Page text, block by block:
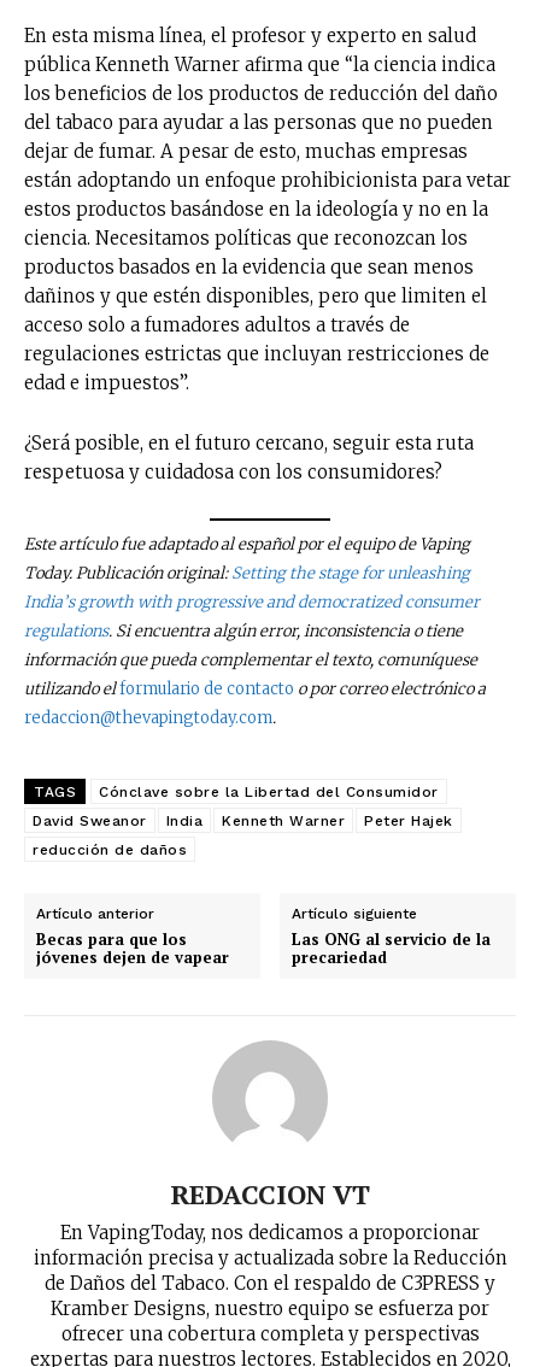
No te pierdas de las
últimas noticias
Suscríbete a nuestro boletín diario y
recibe todas las noticias del vapeo y la
En esta misma línea, el profesor y experto en salud
pública Kenneth Warner afirma que “la ciencia indica
los beneficios de los productos de reducción del daño
del tabaco para ayudar a las personas que no pueden
dejar de fumar. A pesar de esto, muchas empresas
están adoptando un enfoque prohibicionista para vetar
estos productos basándose en la ideología y no en la
ciencia. Necesitamos políticas que reconozcan los
productos basados en la evidencia que sean menos
dañinos y que estén disponibles, pero que limiten el
acceso solo a fumadores adultos a través de
regulaciones estrictas que incluyan restricciones de
edad e impuestos”.
¿Será posible, en el futuro cercano, seguir esta ruta
respetuosa y cuidadosa con los consumidores?
Este artículo fue adaptado al español por el equipo de Vaping
Today. Publicación original:Setting the stage for unleashing
India’s growth with progressive and democratized consumer
regulations. Si encuentra algún error, inconsistencia o tiene
información que pueda complementar el texto, comuníquese
utilizando elformulario de contacto o por correo electrónico a
redaccion@thevapingtoday.com.
TAGS
Cónclave sobre la Libertad del Consumidor
David Sweanor
India Kenneth Warner
Peter Hajek
reducción de daños
Artículo anterior
Becas para que los
jóvenes dejen de vapear
Artículo siguiente
Las ONG al servicio de la
precariedad
REDACCION VT
En VapingToday, nos dedicamos a proporcionar
información precisa y actualizada sobre la Reducción
de Daños del Tabaco. Con el respaldo de C3PRESS y
Kramber Designs, nuestro equipo se esfuerza por
ofrecer una cobertura completa y perspectivas
expertas para nuestros lectores. Establecidos en 2020,